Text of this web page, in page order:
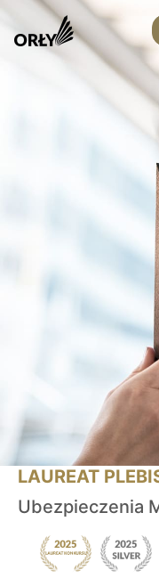
LAUREAT
Ubezpieczenia